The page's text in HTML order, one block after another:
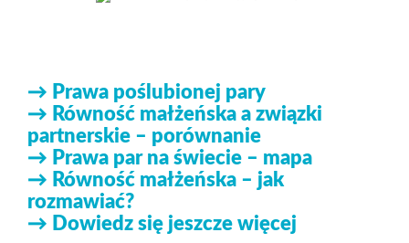
→ Prawa poślubionej pary
→ Równość małżeńska a związki
partnerskie – porównanie
→ Prawa par na świecie – mapa
→ Równość małżeńska – jak
rozmawiać?
→ Dowiedz się jeszcze więcej